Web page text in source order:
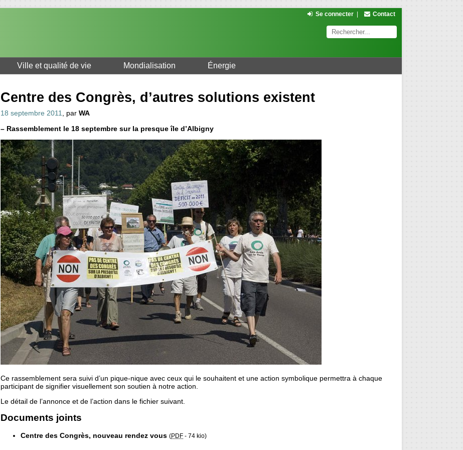
Se connecter Contact
Ville et qualité de vie Mondialisation Énergie
Centre des Congrès, d’autres solutions existent
18 septembre 2011, par WA
– Rassemblement le 18 septembre sur la presque île d’Albigny
Ce rassemblement sera suivi d’un pique-nique avec ceux qui le souhaitent et une action symbolique permettra à chaque
participant de signifier visuellement son soutien à notre action.
Le détail de l’annonce et de l’action dans le fichier suivant.
Documents joints
Centre des Congrès, nouveau rendez vous (PDF - 74 kio)